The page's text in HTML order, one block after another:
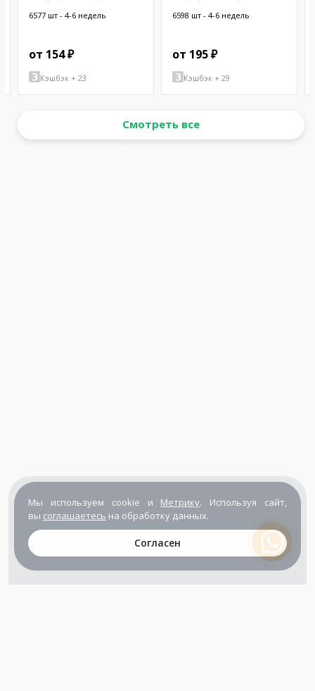
Ø9,7x4,5мм; SMT
6577 шт - 4-6 недель
от 154 ₽
Кэшбэк + 23
Ø9,4x6,5мм; SMT
6598 шт - 4-6 недель
от 195 ₽
Кэшбэк + 29
Смотреть все
Мы используем cookie и Метрику. Используя сайт,
вы соглашаетесь на обработку данных.
Согласен